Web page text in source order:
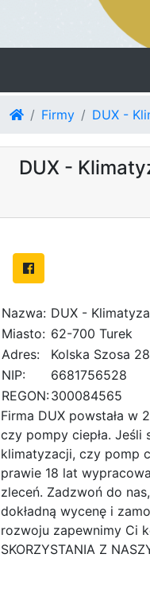
Firmy DUX -
DUX -
Nazwa: DUX -
Miasto: 62-700 Turek
Adres:
Kolska Szosa 28
NIP:
6681756528
REGON:300084565
Firma DUX powstała w
czy pompy ciepła. Jeśli
klimatyzacji, czy pomp
prawie 18 lat
zleceń. Zadzwoń do
dokładną wycenę i
rozwoju zapewnimy Ci
SKORZYSTANIA Z